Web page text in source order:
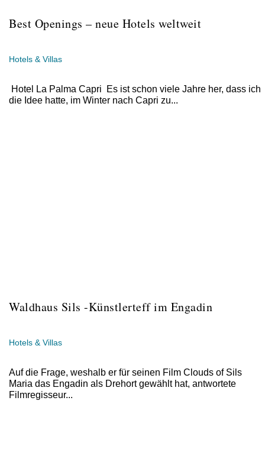
Best Openings – neue Hotels weltweit
Hotels & Villas
Hotel La Palma Capri Es ist schon viele Jahre her, dass ich
die Idee hatte, im Winter nach Capri zu...
Waldhaus Sils -Künstlerteff im Engadin
Hotels & Villas
Auf die Frage, weshalb er für seinen Film Clouds of Sils
Maria das Engadin als Drehort gewählt hat, antwortete
Filmregisseur...